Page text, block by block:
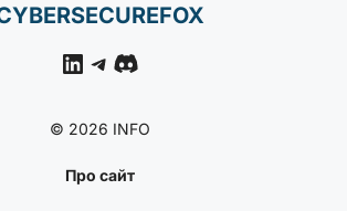
LinkedIn
Telegram
Discord
© 2026 INFO
Про сайт